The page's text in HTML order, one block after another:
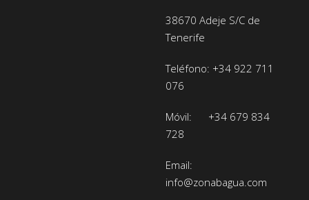
38670 Adeje S/C de
Tenerife
Teléfono: +34 922 711
076
Móvil: +34 679 834
728
Email:
info@zonabagua.com